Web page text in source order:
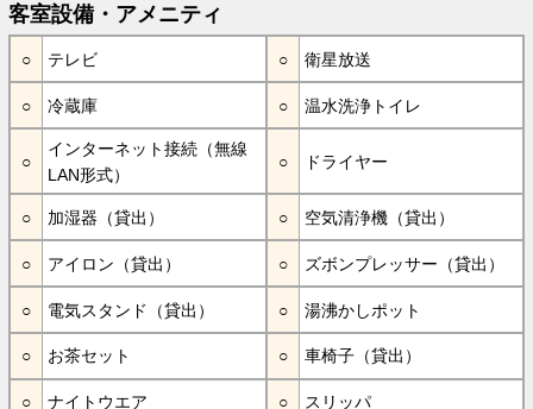
客室設備・アメニティ
テレビ 衛星放送
冷蔵庫 温水洗浄トイレ
インターネット接続（無線
LAN形式）
ドライヤー
加湿器（貸出） 空気清浄機（貸出）
アイロン（貸出） ズボンプレッサー（貸出）
電気スタンド（貸出） 湯沸かしポット
お茶セット 車椅子（貸出）
ナイトウエア スリッパ